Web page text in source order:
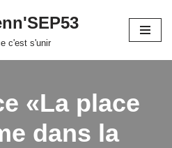
c'est s'unir
«La place
dans la